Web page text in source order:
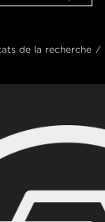
de la recherche